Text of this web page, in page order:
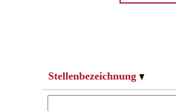
Stellenbezeichnung